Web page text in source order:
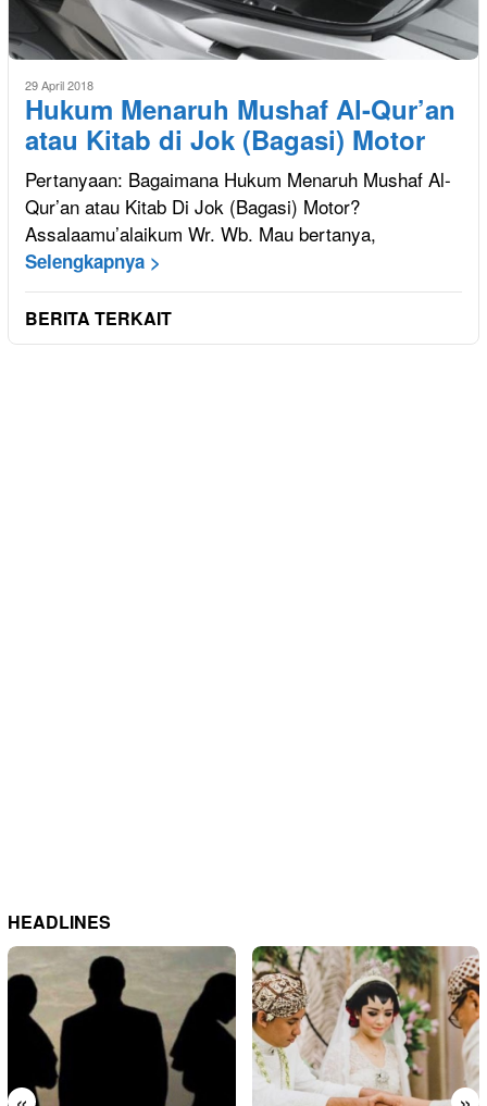
29 April 2018
Hukum Menaruh Mushaf Al-Qur’an
atau Kitab di Jok (Bagasi) Motor
Pertanyaan: Bagaimana Hukum Menaruh Mushaf Al-
Qur’an atau Kitab Di Jok (Bagasi) Motor?
Assalaamu’alaikum Wr. Wb. Mau bertanya,
Selengkapnya >
BERITA TERKAIT
HEADLINES